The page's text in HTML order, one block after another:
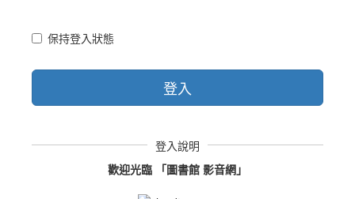
保持登入狀態
登入
登入說明
歡迎光臨 「圖書館 影音網」